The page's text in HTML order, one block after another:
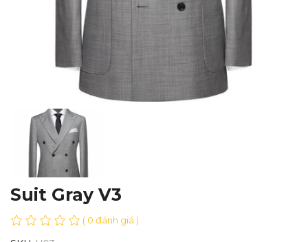
Suit Gray V3
( 0 đánh giá )